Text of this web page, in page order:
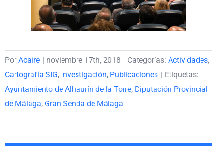
PorAcaire | noviembre 17th, 2018 | Categorías: Actividades,
Cartografía SIG, Investigación, Publicaciones | Etiquetas:
Ayuntamiento de Alhaurín de la Torre, Diputación Provincial
de Málaga, Gran Senda de Málaga